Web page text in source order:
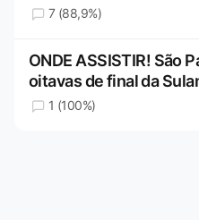
7 (88,9%)
ONDE ASSISTIR! São
oitavas de final da
1 (100%)